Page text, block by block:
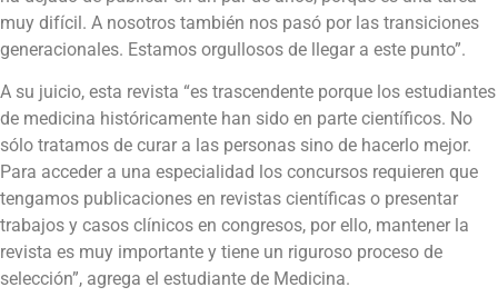
muy difícil. A nosotros también nos pasó por las transiciones
generacionales. Estamos orgullosos de llegar a este punto”.
A su juicio, esta revista “es trascendente porque los estudiantes
de medicina históricamente han sido en parte científicos. No
sólo tratamos de curar a las personas sino de hacerlo mejor.
Para acceder a una especialidad los concursos requieren que
tengamos publicaciones en revistas científicas o presentar
trabajos y casos clínicos en congresos, por ello, mantener la
revista es muy importante y tiene un riguroso proceso de
selección”, agrega el estudiante de Medicina.